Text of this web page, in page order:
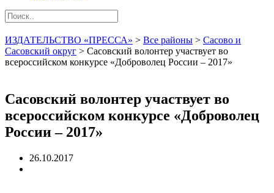
ИЗДАТЕЛЬСТВО «ПРЕССА» > Все районы > Сасово и
Сасовский округ > Сасовский волонтер участвует во
всероссийском конкурсе «Доброволец России – 2017»
Сасовский волонтер участвует во
всероссийском конкурсе «Доброволец
России – 2017»
26.10.2017